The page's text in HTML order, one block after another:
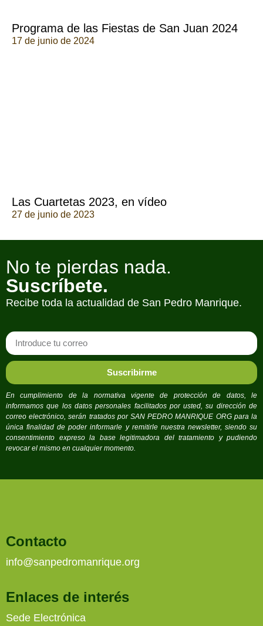
Programa de las Fiestas de San Juan 2024
17 de junio de 2024
Las Cuartetas 2023, en vídeo
27 de junio de 2023
No te pierdas nada.
Suscríbete.
Recibe toda la actualidad de San Pedro Manrique.
Suscribirme
En cumplimiento de la normativa vigente de protección de datos, le
informamos que los datos personales facilitados por usted, su dirección de
correo electrónico, serán tratados por SAN PEDRO MANRIQUE ORG para la
única finalidad de poder informarle y remitirle nuestra newsletter, siendo su
consentimiento expreso la base legitimadora del tratamiento y pudiendo
revocar el mismo en cualquier momento.
Contacto
info@sanpedromanrique.org
Enlaces de interés
Sede Electrónica